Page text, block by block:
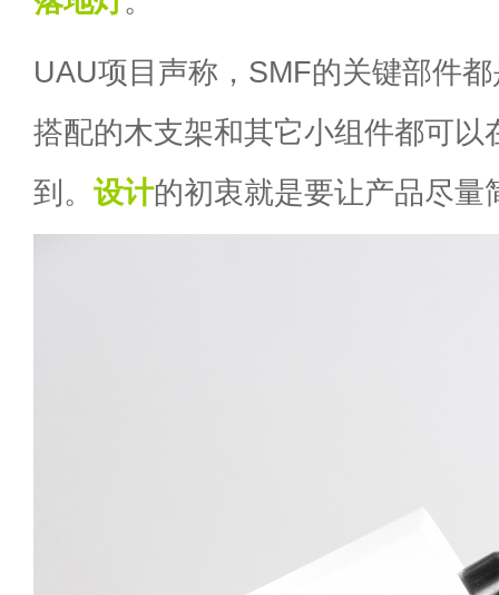
UAU项目声称，SMF的关键部件都
搭配的木支架和其它小组件都可以
到。 设计的初衷就是要让产品尽量